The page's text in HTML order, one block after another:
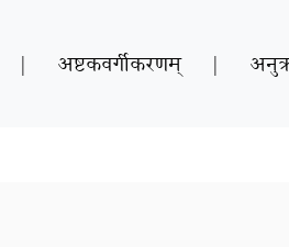
| अष्टकवर्गीकरणम् |